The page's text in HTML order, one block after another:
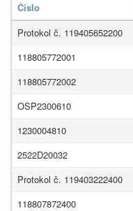
Číslo
Protokol č. 119405652200
118805772001
118805772002
OSP2300610
1230004810
2522D20032
Protokol č. 119403222400
118807872400